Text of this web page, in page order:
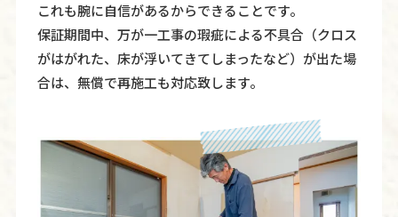
これも腕に自信があるからできることです。
保証期間中、万が⼀⼯事の瑕疵による不具合（クロス
がはがれた、床が浮いてきてしまったなど）が出た場
合は、無償で再施⼯も対応致します。